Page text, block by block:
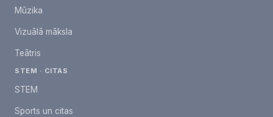
Mūzika
Vizuālā māksla
Teātris
STEM · CITAS
STEM
Sports un citas